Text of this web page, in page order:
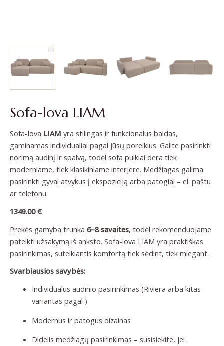
Sofa-lova LIAM
Sofa-lova LIAM yra stilingas ir funkcionalus baldas,
gaminamas individualiai pagal jūsų poreikius. Galite pasirinkti
norimą audinį ir spalvą, todėl sofa puikiai dera tiek
moderniame, tiek klasikiniame interjere. Medžiagas galima
pasirinkti gyvai atvykus į ekspoziciją arba patogiai – el. paštu
ar telefonu.
1349.00€
Prekės gamyba trunka 6–8 savaites, todėl rekomenduojame
pateikti užsakymą iš anksto. Sofa-lova LIAM yra praktiškas
pasirinkimas, suteikiantis komfortą tiek sėdint, tiek miegant.
Svarbiausios savybės:
Individualus audinio pasirinkimas (Riviera arba kitas
variantas pagal )
Modernus ir patogus dizainas
Didelis medžiagų pasirinkimas – susisiekite, jei